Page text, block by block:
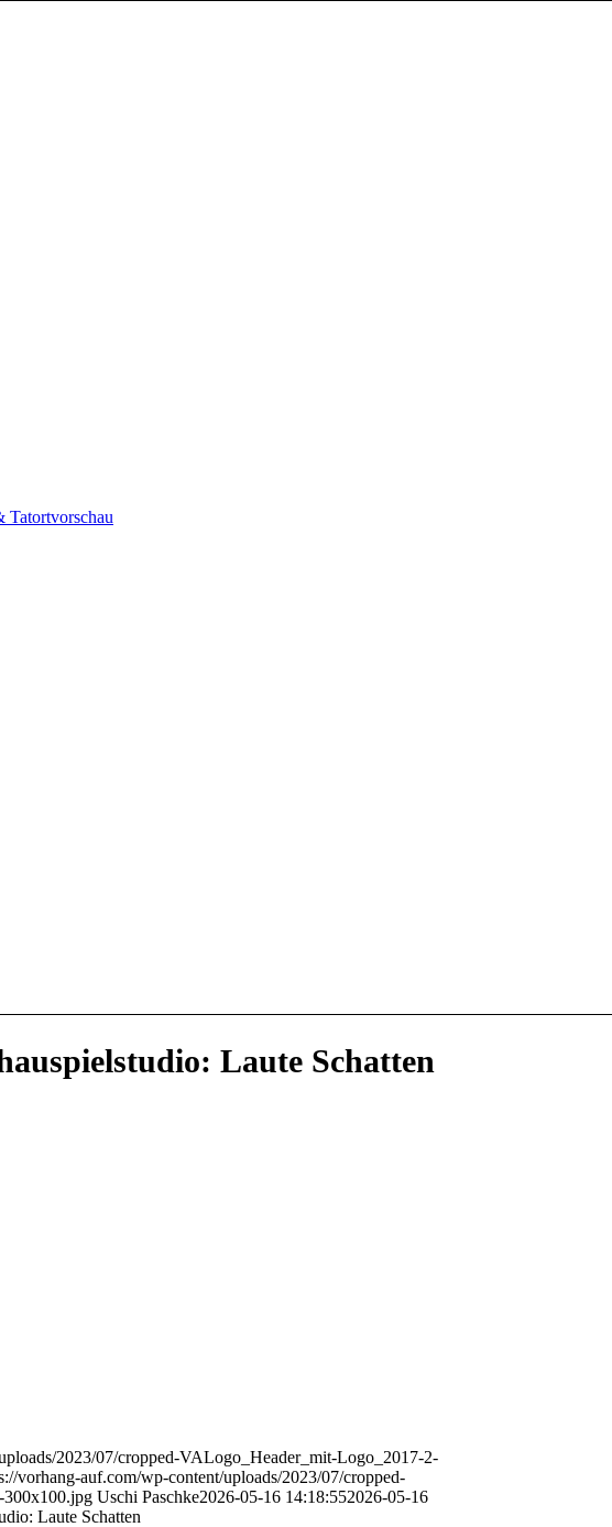
Tatortvorschau
Laute Schatten
2023/07/cropped-VALogo_Header_mit-Logo_2017-2-
vorhang-auf.com/wp-content/uploads/2023/07/cropped-
Uschi Paschke2026-05-16 14:18:552026-05-16
Laute Schatten